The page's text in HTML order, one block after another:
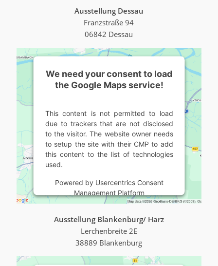
Ausstellung Dessau
Franzstraße 94
06842 Dessau
We need your consent to load
the Google Maps service!
This content is not permitted to load
due to trackers that are not disclosed
to the visitor. The website owner needs
to setup the site with their CMP to add
this content to the list of technologies
used.
Powered by Usercentrics Consent
Management Platform
Ausstellung Blankenburg/ Harz
Lerchenbreite 2E
38889 Blankenburg